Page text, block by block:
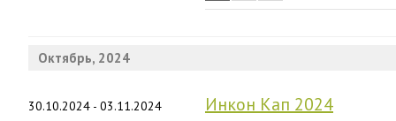
Октябрь, 2024
30.10.2024 - 03.11.2024 Инкон Кап 2024